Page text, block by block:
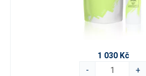
1 030 Kč
-
+